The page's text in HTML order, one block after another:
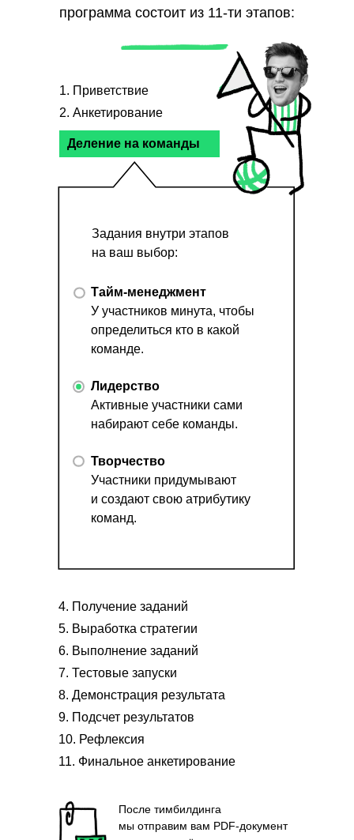
После тимбилдинга
мы отправим вам PDF-документ
Задания внутри этапов
на ваш выбор:
Деление на команды
Тайм-менеджмент
У участников минута, чтобы
определиться кто в какой
команде.
Лидерство
Активные участники сами
набирают себе команды.
Творчество
Участники придумывают
и создают свою атрибутику
команд.
1. Приветствие
2. Анкетирование
4. Получение заданий
5. Выработка стратегии
6. Выполнение заданий
7. Тестовые запуски
8. Демонстрация результата
9. Подсчет результатов
10. Рефлексия
11. Финальное анкетирование
программа состоит из 11-ти этапов: